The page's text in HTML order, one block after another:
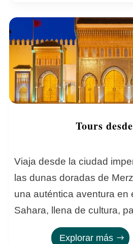
Tours
Viaja desde la ciudad
las dunas doradas de
una auténtica aventura en
Sahara, llena de cultura,
Explorar más